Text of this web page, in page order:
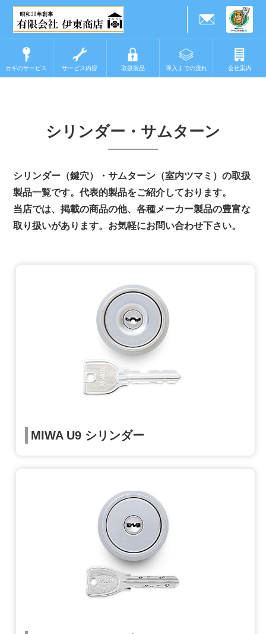
カギのサービス サービス内容 取扱製品 導入までの流れ 会社案内
シリンダー・サムターン
シリンダー（鍵穴）・サムターン（室内ツマミ）の取扱
製品一覧です。代表的製品をご紹介しております。
当店では、掲載の商品の他、各種メーカー製品の豊富な
取り扱いがあります。お気軽にお問い合わせ下さい。
MIWA U9 シリンダー